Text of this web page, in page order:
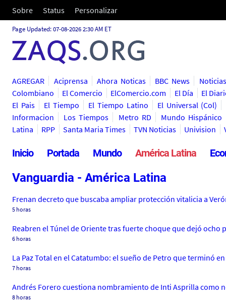
Sobre Status Personalizar
Page Updated: 07-08-2026 2:30 AM ET
AGREGAR Aciprensa Ahora Noticas BBC News
Colombiano
El Comercio ElComercio.com El Día
El
El Pais
El Tiempo El Tiempo Latino
El Universal (Col)
Informacion
Los Tiempos Metro RD
Mundo Hispánico
Latina
RPP Santa Maria Times TVN Noticias Univision
Inicio Portada Mundo América Latina
Vanguardia - América Latina
Frenan decreto que buscaba ampliar protección vitalicia a
5 horas
Reabren el Túnel de Oriente tras fuerte choque que dejó ocho
6 horas
La Paz Total en el Catatumbo: el sueño de Petro que terminó
7 horas
Andrés Forero cuestiona nombramiento de Inti Asprilla como
8 horas